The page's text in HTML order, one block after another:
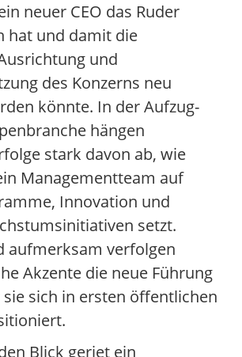
neuer CEO das Ruder
hat und damit die
und
des Konzerns neu
könnte. In der Aufzug-
hängen
stark davon ab, wie
Managementteam auf
Innovation und
setzt.
aufmerksam verfolgen
Akzente die neue Führung
sich in ersten öffentlichen
Blick geriet ein